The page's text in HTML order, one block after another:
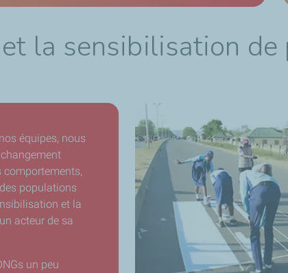
la sensibilisation
équipes, nous
comportements,
populations
et la
acteur de sa
un peu